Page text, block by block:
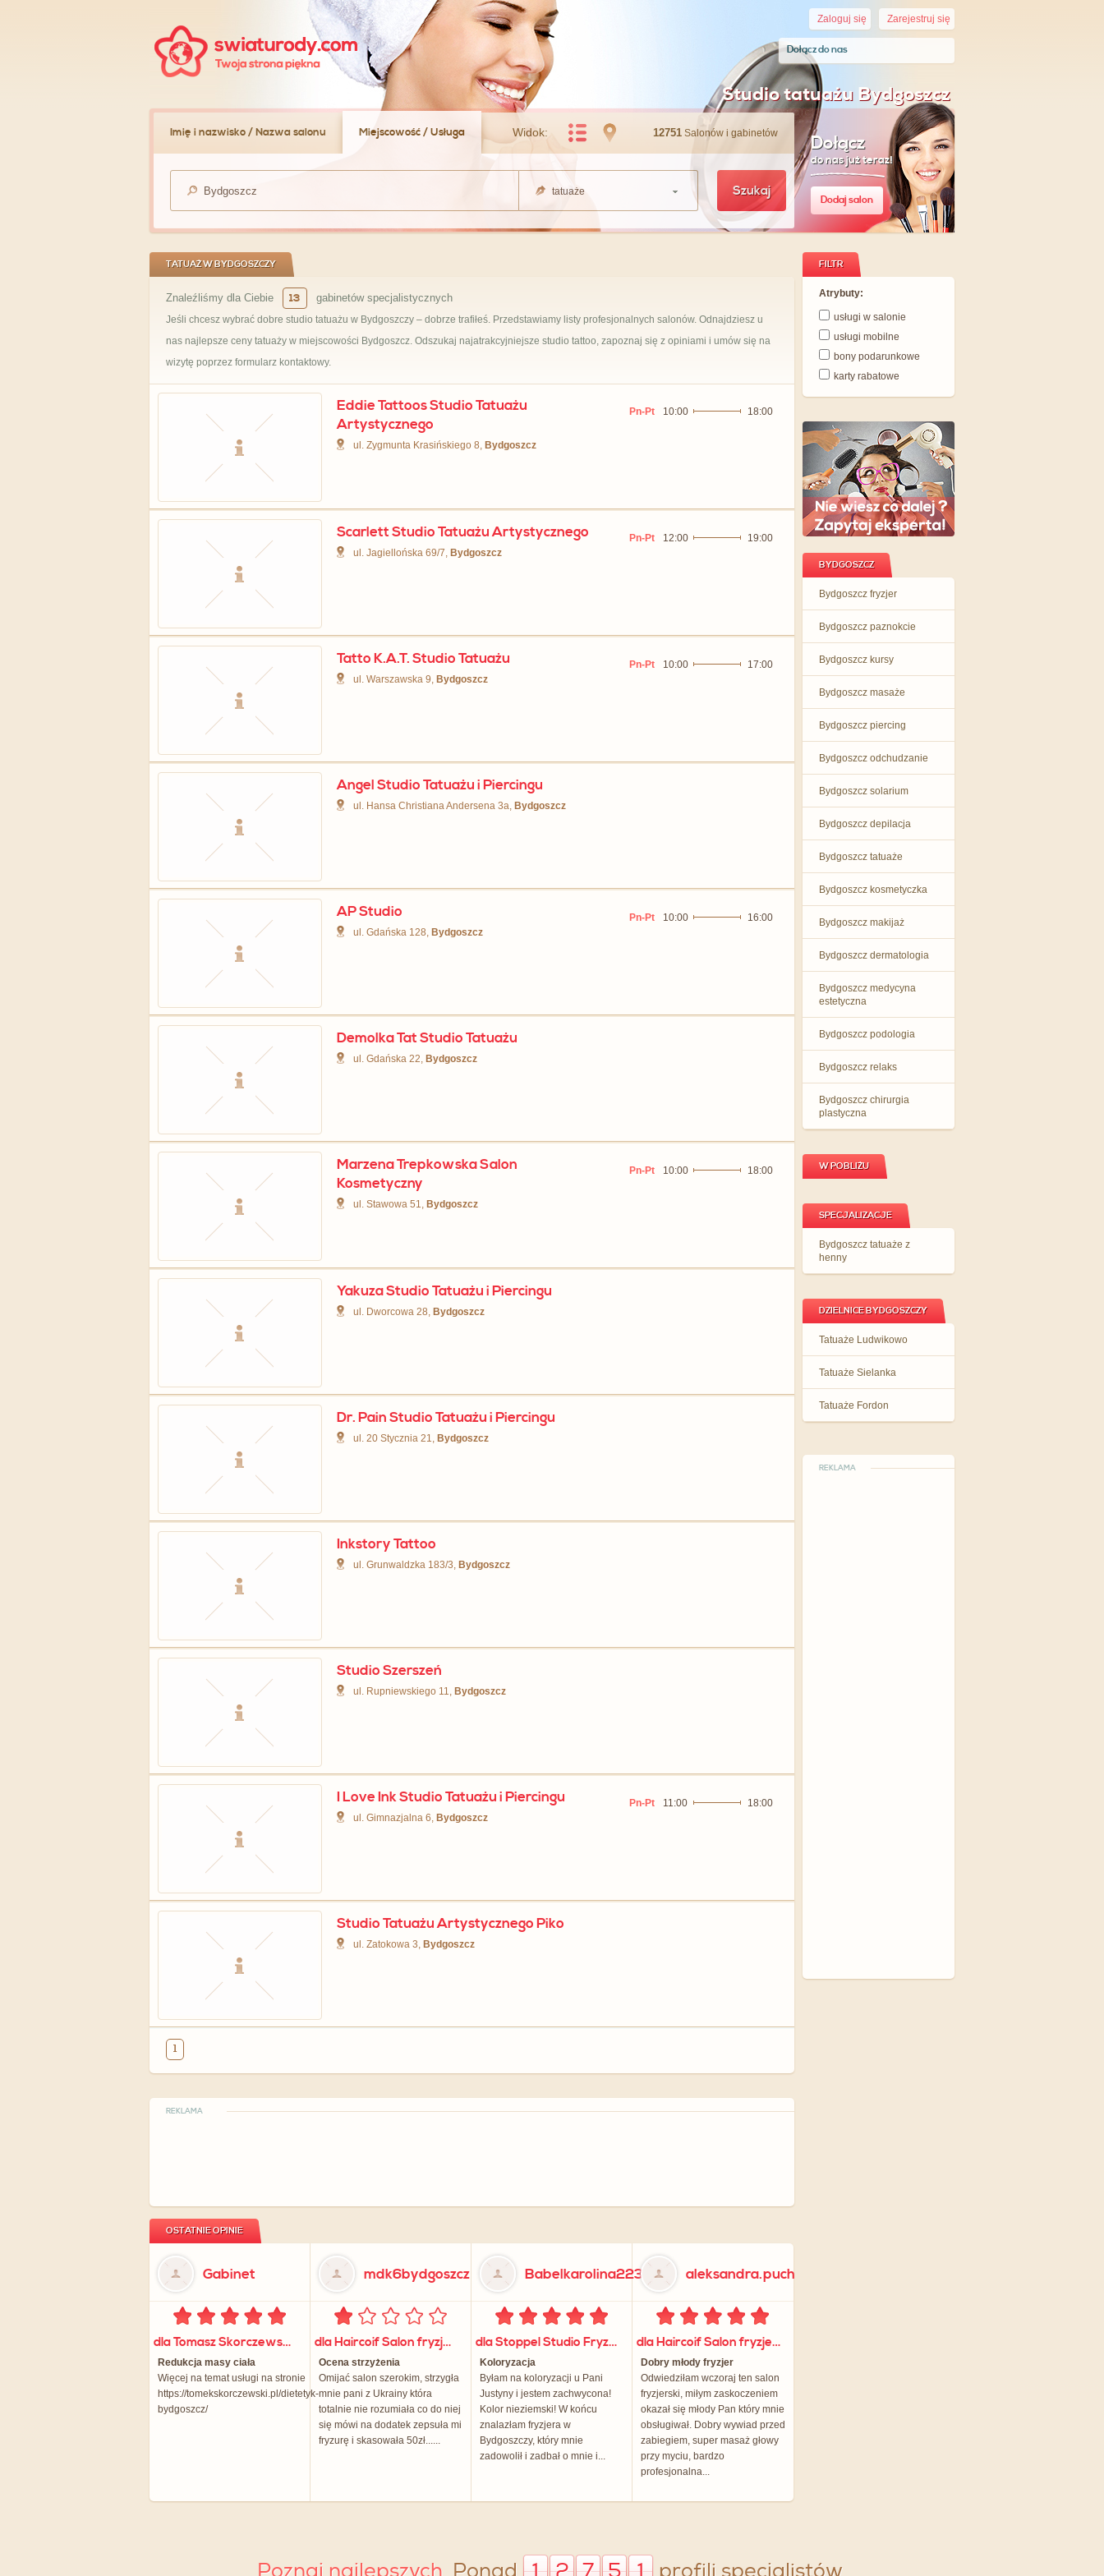
Zarejestruj się
Zaloguj się
Dołącz do nas
Studio tatuażu Bydgoszcz
Imię i nazwisko / Nazwa salonu Miejscowość / Usługa 12751 Salonów i gabinetów
Widok:
tatuaże Szukaj
Dołącz
do nas już teraz!
Dodaj salon
TATUAŻ W BYDGOSZCZY
Znaleźliśmy dla Ciebie 13 gabinetów specjalistycznych
Jeśli chcesz wybrać dobre studio tatuażu w Bydgoszczy – dobrze trafiłeś. Przedstawiamy listy profesjonalnych salonów. Odnajdziesz u
nas najlepsze ceny tatuaży w miejscowości Bydgoszcz. Odszukaj najatrakcyjniejsze studio tattoo, zapoznaj się z opiniami i umów się na
wizytę poprzez formularz kontaktowy.
Eddie Tattoos Studio Tatuażu
Artystycznego
ul. Zygmunta Krasińskiego 8, Bydgoszcz
Pn-Pt 10:00 18:00
Scarlett Studio Tatuażu Artystycznego
ul. Jagiellońska 69/7, Bydgoszcz
Pn-Pt 12:00 19:00
Tatto K.A.T. Studio Tatuażu
ul. Warszawska 9, Bydgoszcz
Pn-Pt 10:00 17:00
Angel Studio Tatuażu i Piercingu
ul. Hansa Christiana Andersena 3a, Bydgoszcz
AP Studio
ul. Gdańska 128, Bydgoszcz
Pn-Pt 10:00 16:00
Demolka Tat Studio Tatuażu
ul. Gdańska 22, Bydgoszcz
Marzena Trepkowska Salon
Kosmetyczny
ul. Stawowa 51, Bydgoszcz
Pn-Pt 10:00 18:00
Yakuza Studio Tatuażu i Piercingu
ul. Dworcowa 28, Bydgoszcz
Dr. Pain Studio Tatuażu i Piercingu
ul. 20 Stycznia 21, Bydgoszcz
Inkstory Tattoo
ul. Grunwaldzka 183/3, Bydgoszcz
Studio Szerszeń
ul. Rupniewskiego 11, Bydgoszcz
I Love Ink Studio Tatuażu i Piercingu
ul. Gimnazjalna 6, Bydgoszcz
Pn-Pt 11:00 18:00
Studio Tatuażu Artystycznego Piko
ul. Zatokowa 3, Bydgoszcz
1
FILTR
Atrybuty:
usługi w salonie
usługi mobilne
bony podarunkowe
karty rabatowe
BYDGOSZCZ
Bydgoszcz fryzjer
Bydgoszcz paznokcie
Bydgoszcz kursy
Bydgoszcz masaże
Bydgoszcz piercing
Bydgoszcz odchudzanie
Bydgoszcz solarium
Bydgoszcz depilacja
Bydgoszcz tatuaże
Bydgoszcz kosmetyczka
Bydgoszcz makijaż
Bydgoszcz dermatologia
Bydgoszcz medycyna
estetyczna
Bydgoszcz podologia
Bydgoszcz relaks
Bydgoszcz chirurgia
plastyczna
W POBLIŻU
SPECJALIZACJE
Bydgoszcz tatuaże z
henny
DZIELNICE BYDGOSZCZY
Tatuaże Ludwikowo
Tatuaże Sielanka
Tatuaże Fordon
REKLAMA
REKLAMA
OSTATNIE OPINIE
Gabinet
dla Tomasz Skorczewski Gabinet Dietetyczny
Redukcja masy ciała
Więcej na temat usługi na stronie
https://tomekskorczewski.pl/dietetyk-
bydgoszcz/
mdk6bydgoszcz
dla Haircoif Salon fryzjerski CH Rondo
Ocena strzyżenia
Omijać salon szerokim, strzygła
mnie pani z Ukrainy która
totalnie nie rozumiała co do niej
się mówi na dodatek zepsuła mi
fryzurę i skasowała 50zł......
Babelkarolina223
dla Stoppel Studio Fryzjerskie
Koloryzacja
Byłam na koloryzacji u Pani
Justyny i jestem zachwycona!
Kolor nieziemski! W końcu
znalazłam fryzjera w
Bydgoszczy, który mnie
zadowolił i zadbał o mnie i...
aleksandra.puch
dla Haircoif Salon fryzjerski CH Rondo
Dobry młody fryzjer
Odwiedziłam wczoraj ten salon
fryzjerski, miłym zaskoczeniem
okazał się młody Pan który mnie
obsługiwał. Dobry wywiad przed
zabiegiem, super masaż głowy
przy myciu, bardzo
profesjonalna...